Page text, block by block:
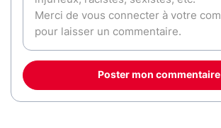
Poster mon commentaire